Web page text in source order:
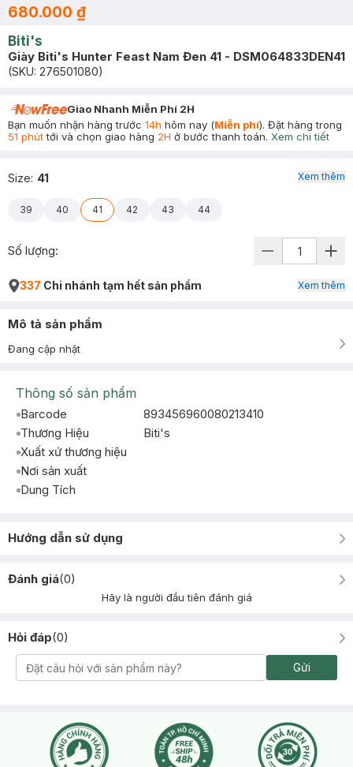
680.000 ₫
Biti's
Giày Biti's Hunter Feast Nam Đen 41 - DSM064833DEN41
(SKU: 276501080)
Giao Nhanh Miễn Phí 2H
Bạn muốn nhận hàng trước 14h hôm nay (Miễn phí). Đặt hàng trong
51 phúttới và chọn giao hàng 2H ở bước thanh toán. Xem chi tiết
Size: 41
39 40 41 42 43 44
Xem thêm
Số lượng:
337 Chi nhánh tạm hết sản phẩm Xem thêm
Mô tả sản phẩm
Đang cập nhật
Thông số sản phẩm
Barcode
893456960080213410
Thương Hiệu
Biti's
Xuất xứ thương hiệu
Nơi sản xuất
Dung Tích
Hướng dẫn sử dụng
Đánh giá(0)
Hãy là người đầu tiên đánh giá
Hỏi đáp(0)
Gửi